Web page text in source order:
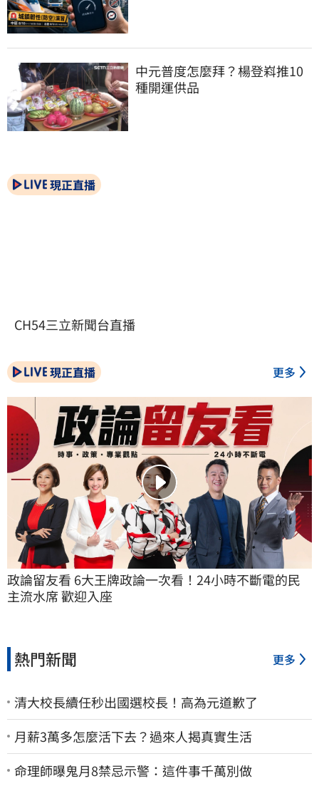
中元普度怎麼拜？楊登嵙推10
種開運供品
現正直播
CH54三立新聞台直播
現正直播 更多
政論留友看 6大王牌政論一次看！24小時不斷電的民
主流水席 歡迎入座
熱門新聞 更多
清大校長續任秒出國選校長！高為元道歉了
月薪3萬多怎麼活下去？過來人揭真實生活
命理師曝鬼月8禁忌示警：這件事千萬別做